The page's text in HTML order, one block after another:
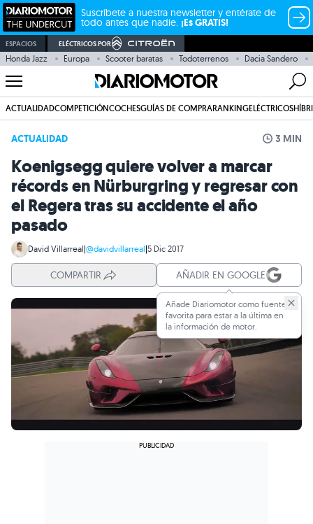
Suscríbete a nuestra newsletter y entérate de
todo antes que nadie. ¡Es GRATIS!
ESPACIOS ELÉCTRICOS POR
Honda Jazz Europa Scooter baratas Todoterrenos Dacia Sandero
ACTUALIDADCOMPETICIÓNCOCHESGUÍAS DE COMPRARANKINGELÉCTRICOS
ACTUALIDAD 3 MIN
Koenigsegg quiere volver a marcar
récords en Nürburgring y regresar con
el Regera tras su accidente el año
pasado
David Villarreal|@davidvillarreal|5 Dic 2017
COMPARTIR AÑADIR EN GOOGLE
Añade Diariomotor como fuente
favorita para estar a la última en
la información de motor.